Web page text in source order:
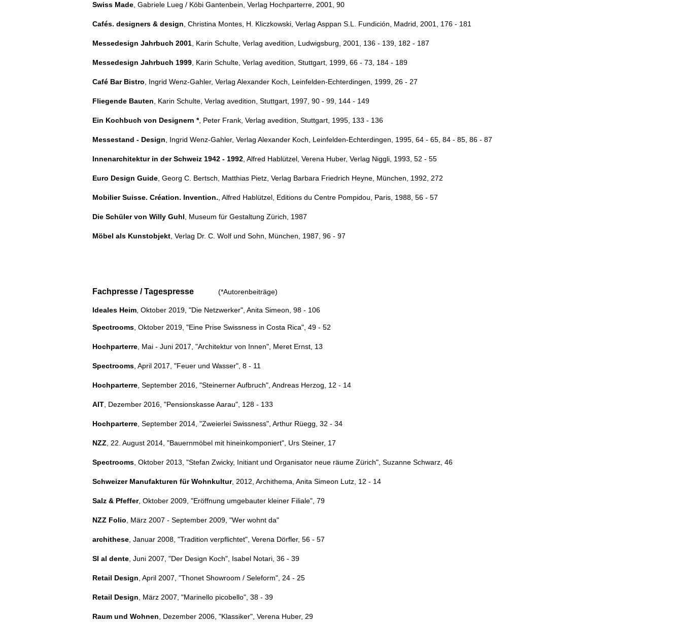
Swiss Made , Gabriele Lueg / Köbi Gantenbein, Verlag Hochparterre, 2001, 90
Cafés. designers & design , Christina Montes, H. Kliczkowski, Verlag Asppan S.L. Fundición , Madrid, 2001, 176 - 181
Messedesign Jahrbuch 2001 , Karin Schulte, Verlag avedition, Ludwigsburg, 2001, 136 - 139, 182 - 187
Messedesign Jahrbuch 1999 , Karin Schulte, Verlag avedition, Stuttgart, 1999, 66 - 73, 184 - 189
Café Bar Bistro , Ingrid Wenz-Gahler, Verlag Alexander Koch, Leinfelden-Echterdingen, 1999, 26 - 27
Fliegende Bauten , Karin Schulte, Verlag avedition, Stuttgart, 1997, 90 - 99, 144 - 149
Ein Kochbuch von Designern *, Peter Frank, Verlag avedition, Stuttgart, 1995, 133 - 136
Messestand - Design , Ingrid Wenz-Gahler, Verlag Alexander Koch, Leinfelden-Echterdingen, 1995, 64 - 65, 84 - 85, 86 - 87
Innenarchitektur in der Schweiz 1942 - 1992 , Alfred Hablützel, Verena Huber, Verlag Niggli, 1993, 52 - 55
Euro Design Guide , Georg C. Bertsch, Matthias Pietz, Verlag Barbara Friedrich Heyne, München, 1992, 272
Mobilier Suisse. Création. Invention. , Alfred Hablützel, Editions du Centre Pompidou, Paris, 1988, 56 - 57
Die Schüler von Willy Guhl , Museum für Gestaltung Zürich, 1987
Möbel als Kunstobjekt , Verlag Dr. C. Wolf und Sohn, München, 1987, 96 - 97
Fachpresse / Tagespresse (*Autorenbeiträge)
Ideales Heim , Oktober 2019, "Die Netzwerker", Anita Simeon, 98 - 106
Spectrooms , Oktober 2019, "Eine Prise Swissness in Costa Rica", 49 - 52
Hochparterre , Mai - Juni 2017, "Architektur von Innen", Meret Ernst, 13
Spectrooms , April 2017, "Feuer und Wasser", 8 - 11
Hochparterre , September 2016, "Steinerner Aufbruch", Andreas Herzog, 12 - 14
AIT , Dezember 2016, "Pensionskasse Aarau", 128 - 133
Hochparterre , September 2014, "Zweierlei Swissness", Arthur Rüegg, 32 - 34
NZZ , 22. August 2014, "Bauernmöbel mit hineinkomponiert", Urs Steiner, 17
Spectrooms , Oktober 2013, "Stefan Zwicky, Initiant und Organisator neue räume Zürich", Suzanne Schwarz, 46
Schweizer Manufakturen für Wohnkultur, 2012, Archithema, Anita Simeon Lutz, 12 - 14
Salz & Pfeffer, Oktober 2009, "Eröffnung umgebauter kleiner Filiale", 79
NZZ Folio , März 2007 - September 2009, "Wer wohnt da"
archithese , Januar 2008, "Tradition verpflichtet", Verena Dörfler, 56 - 57
SI al dente , Juni 2007, "Der Design Koch", Isabel Notari, 36 - 39
Retail Design , April 2007, "Thonet Showroom / Seleform", 24 - 25
Retail Design , März 2007, "Marinello picobello", 38 - 39
Raum und Wohnen , Dezember 2006, "Klassiker", Verena Huber, 29